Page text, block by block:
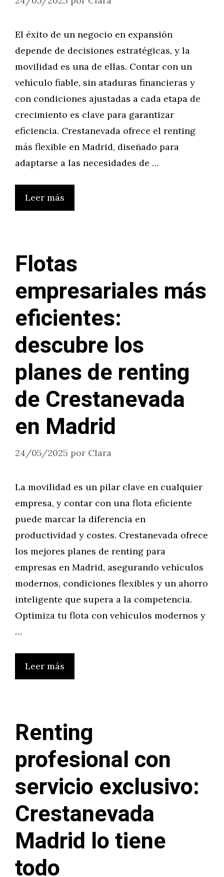
El éxito de un negocio en expansión
depende de decisiones estratégicas, y la
movilidad es una de ellas. Contar con un
vehículo fiable, sin ataduras financieras y
con condiciones ajustadas a cada etapa de
crecimiento es clave para garantizar
eficiencia. Crestanevada ofrece el renting
más flexible en Madrid, diseñado para
adaptarse a las necesidades de …
Leer más
Flotas
empresariales más
eficientes:
descubre los
planes de renting
de Crestanevada
en Madrid
24/05/2025 por Clara
La movilidad es un pilar clave en cualquier
empresa, y contar con una flota eficiente
puede marcar la diferencia en
productividad y costes. Crestanevada ofrece
los mejores planes de renting para
empresas en Madrid, asegurando vehículos
modernos, condiciones flexibles y un ahorro
inteligente que supera a la competencia.
Optimiza tu flota con vehículos modernos y
…
Leer más
Renting
profesional con
servicio exclusivo:
Crestanevada
Madrid lo tiene
todo